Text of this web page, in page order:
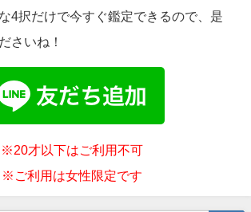
4択だけで今すぐ鑑定できるので、是
さいね！
※20才以下はご利用不可
※ご利用は女性限定です